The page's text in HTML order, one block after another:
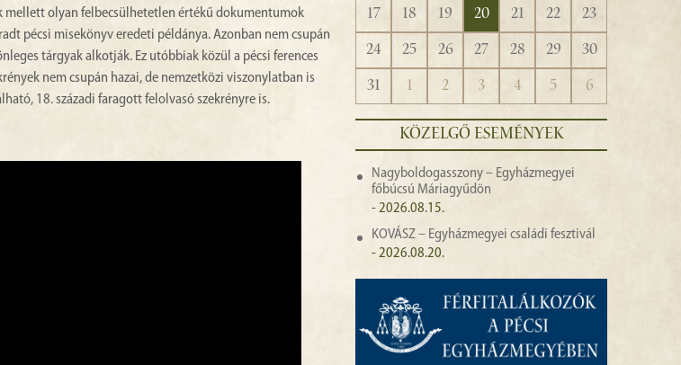
mellett olyan felbecsülhetetlen értékű dokumentumok
pécsi misekönyv eredeti példánya. Azonban nem csupán
tárgyak alkotják. Ez utóbbiak közül a pécsi ferences
nem csupán hazai, de nemzetközi viszonylatban is
18. századi faragott felolvasó szekrényre is.
17
18 19 20 21 22
23
24
25 26 27 28 29
30
31
1 2 3 4 5 6
KÖZELGŐ ESEMÉNYEK
Nagyboldogasszony – Egyházmegyei
főbúcsú Máriagyűdön
- 2026.08.15.
KOVÁSZ – Egyházmegyei családi fesztivál
- 2026.08.20.